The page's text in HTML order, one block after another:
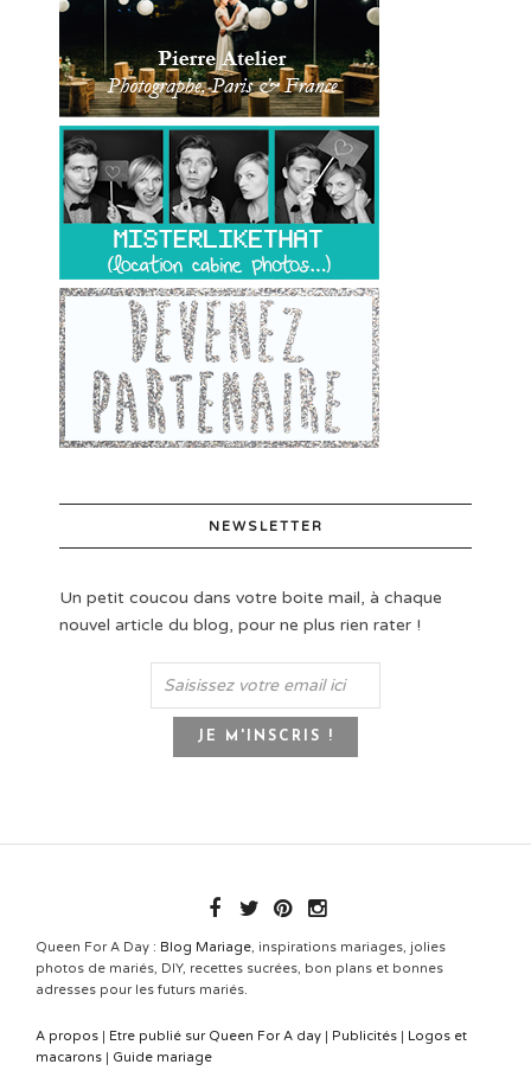
NEWSLETTER
Un petit coucou dans votre boite mail, à chaque
nouvel article du blog, pour ne plus rien rater !
Queen For A Day : Blog Mariage, inspirations mariages, jolies
photos de mariés, DIY, recettes sucrées, bon plans et bonnes
adresses pour les futurs mariés.
A propos | Etre publié sur Queen For A day | Publicités | Logos et
macarons | Guide mariage